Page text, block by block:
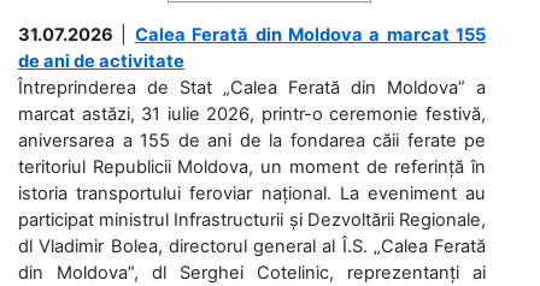
31.07.2026
Calea Ferată din Moldova a marcat 155
de ani de activitate
Întreprinderea de Stat „Calea Ferată din Moldova” a
marcat astăzi, 31 iulie 2026, printr-o ceremonie festivă,
aniversarea a 155 de ani de la fondarea căii ferate pe
teritoriul Republicii Moldova, un moment de referință în
istoria transportului feroviar național. La eveniment au
participat ministrul Infrastructurii și Dezvoltării Regionale,
dl Vladimir Bolea, directorul general al Î.S. „Calea Ferată
din Moldova”, dl Serghei Cotelinic, reprezentanți ai